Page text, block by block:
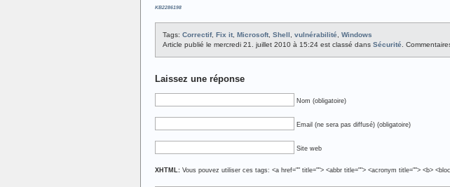
KB2286198
Tags: Correctif, Fix it, Microsoft, Shell, vulnérabilité, Windows
Article publié le mercredi 21. juillet 2010 à 15:24 est classé dans Sécurité.
Laissez une réponse
Nom (obligatoire)
Email (ne sera pas diffusé) (obligatoire)
Site web
XHTML: Vous pouvez utiliser ces tags: <a href="" title=""> <abbr title=""> <acronym title=""> <b>